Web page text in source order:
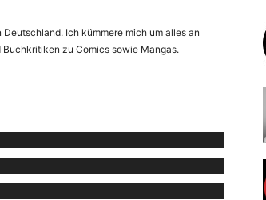
Ich kümmere mich um alles an
zu Comics sowie Mangas.